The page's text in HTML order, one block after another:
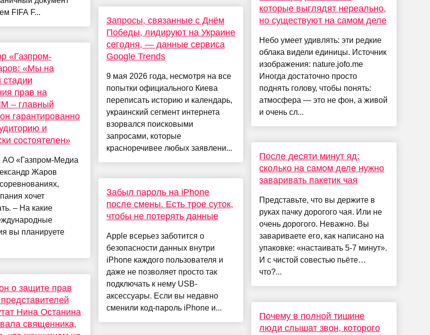
FIFA F...
«Газпром-
«Мы на
прав на
– главный
гарантированно
и
состоятелен»
АО «Газпром-Медиа
Жаров
хочет
– На какие
вы планируете
о защите прав
Нина Останина
священника,
Запросы, связанные с Днём
Победы, лидируют на Украине
сегодня, — данные сервиса
Google Trends
9 мая 2026 года, несмотря на все
попытки официального Киева
переписать историю и календарь,
украинский сегмент интернета
взорвался поисковыми
запросами, которые
красноречивее любых заявлени...
Забыл пароль на iPhone
после смены. Есть трое суток,
чтобы не потерять данные
Apple всерьез заботится о
безопасности данных внутри
iPhone каждого пользователя и
даже не позволяет просто так
подключать к нему USB-
аксессуары. Если вы недавно
сменили код-пароль iPhone и...
которые выглядят нереально,
но существуют на самом деле
Небо умеет удивлять: эти редкие
облака видели единицы. Источник
изображения: nature.jofo.me
Иногда достаточно просто
поднять голову, чтобы понять:
атмосфера — это не фон, а живой
и очень сл...
После десяти минут яд:
сколько на самом деле нужно
заваривать пакетик чая
Представьте, что вы держите в
руках пачку дорогого чая. Или не
очень дорогого. Неважно. Вы
завариваете его, как написано на
упаковке: «настаивать 5-7 минут».
И с чистой совестью пьёте…
что?...
Почему в полной тишине
люди слышат звон, которого